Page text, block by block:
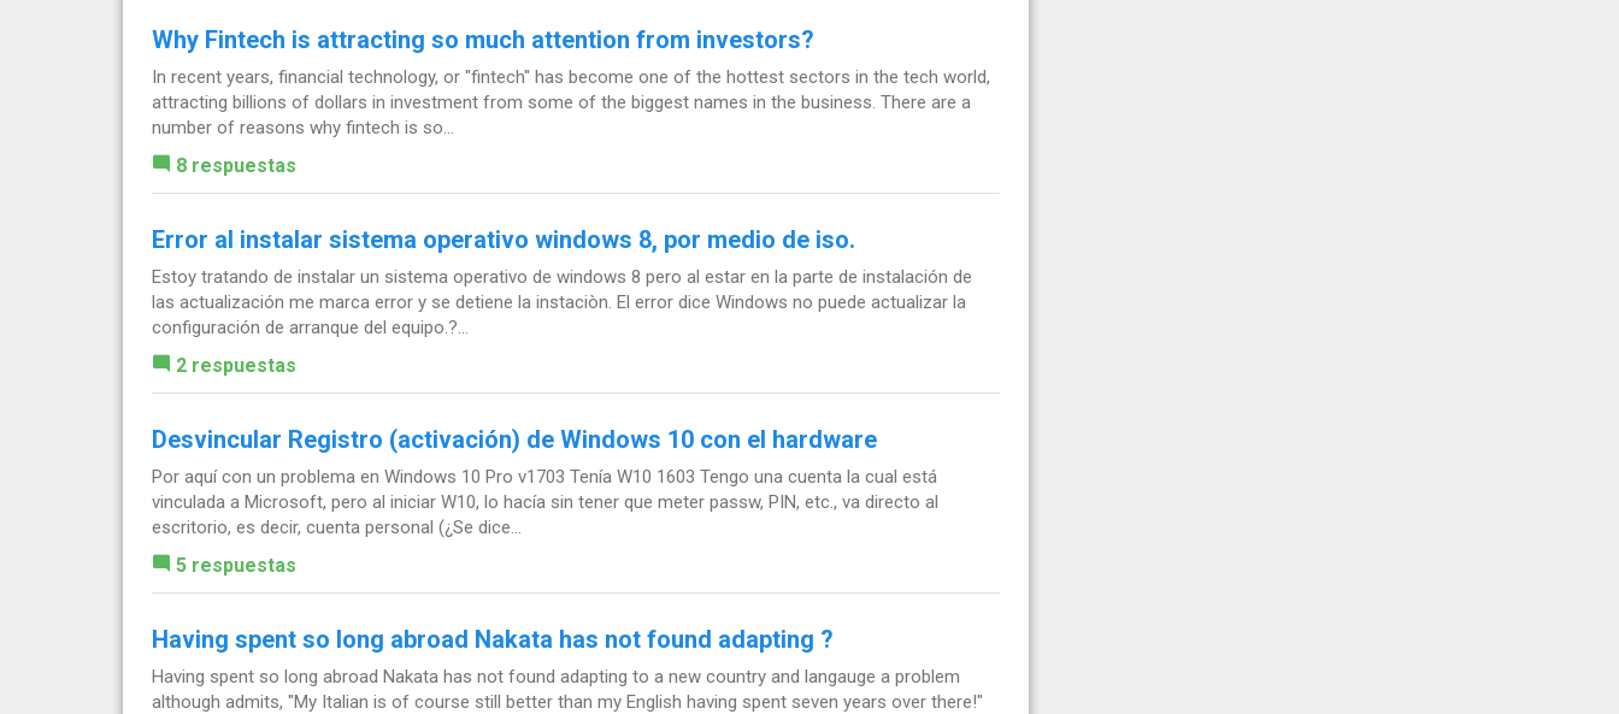
Why Fintech is attracting so much attention from investors?
In recent years, financial technology, or "fintech" has become one of the hottest sectors in the tech world,
attracting billions of dollars in investment from some of the biggest names in the business. There are a
number of reasons why fintech is so...
8 respuestas
Error al instalar sistema operativo windows 8, por medio de iso.
Estoy tratando de instalar un sistema operativo de windows 8 pero al estar en la parte de instalación de
las actualización me marca error y se detiene la instaciòn. El error dice Windows no puede actualizar la
configuración de arranque del equipo.?...
2 respuestas
Desvincular Registro (activación) de Windows 10 con el hardware
Por aquí con un problema en Windows 10 Pro v1703 Tenía W10 1603 Tengo una cuenta la cual está
vinculada a Microsoft, pero al iniciar W10, lo hacía sin tener que meter passw, PIN, etc., va directo al
escritorio, es decir, cuenta personal (¿Se dice...
5 respuestas
Having spent so long abroad Nakata has not found adapting ?
Having spent so long abroad Nakata has not found adapting to a new country and langauge a problem
although admits, "My Italian is of course still better than my English having spent seven years over there!"